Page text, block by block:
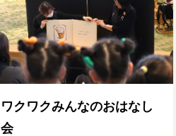
ワクワクみんなのおはなし
会